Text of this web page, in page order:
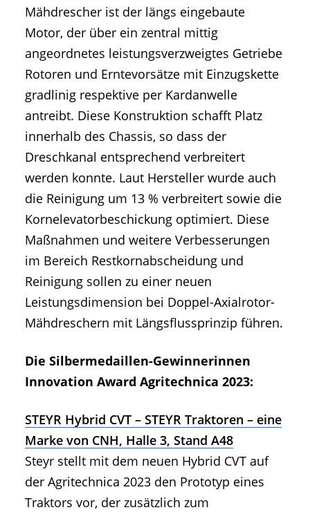
Mähdrescher ist der längs eingebaute
Motor, der über ein zentral mittig
angeordnetes leistungsverzweigtes Getriebe
Rotoren und Erntevorsätze mit Einzugskette
gradlinig respektive per Kardanwelle
antreibt. Diese Konstruktion schafft Platz
innerhalb des Chassis, so dass der
Dreschkanal entsprechend verbreitert
werden konnte. Laut Hersteller wurde auch
die Reinigung um 13 % verbreitert sowie die
Kornelevatorbeschickung optimiert. Diese
Maßnahmen und weitere Verbesserungen
im Bereich Restkornabscheidung und
Reinigung sollen zu einer neuen
Leistungsdimension bei Doppel-Axialrotor-
Mähdreschern mit Längsflussprinzip führen.
Die Silbermedaillen-Gewinnerinnen
Innovation Award Agritechnica 2023:
STEYR Hybrid CVT – STEYR Traktoren – eine
Marke von CNH, Halle 3, Stand A48
Steyr stellt mit dem neuen Hybrid CVT auf
der Agritechnica 2023 den Prototyp eines
Traktors vor, der zusätzlich zum